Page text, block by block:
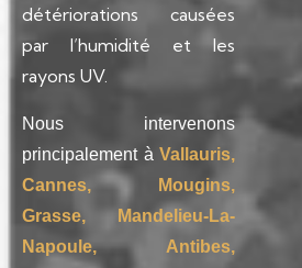
détériorations causées
par l’humidité et les
rayons UV.
Nous intervenons
principalement à Vallauris,
Cannes, Mougins,
Grasse, Mandelieu-La-
Napoule, Antibes,